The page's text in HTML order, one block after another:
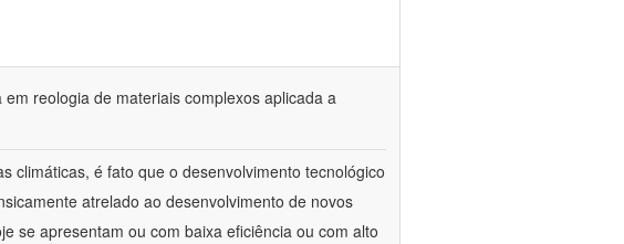
reologia de materiais complexos aplicada a
climáticas, é fato que o desenvolvimento tecnológico
atrelado ao desenvolvimento de novos
se apresentam ou com baixa eficiência ou com alto